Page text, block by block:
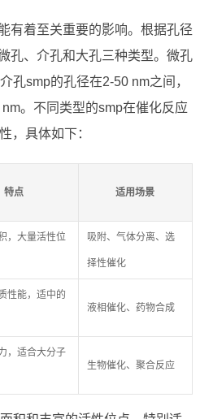
有着至关重要的影响。根据孔径
孔、介孔和大孔三种类型。微孔
孔smp的孔径在2-50 nm之间，
。不同类型的smp在催化反应
，具体如下：
特点 适用场景
，大量活性位 吸附、气体分离、选
择性催化
性能，适中的
液相催化、药物合成
，适合大分子
生物催化、聚合反应